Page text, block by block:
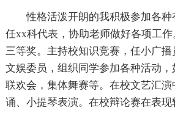
性格活泼开朗的我积极参加各
任xx科代表，协助老师做好各项工
三等奖。主持校知识竞赛，任小广
文娱委员，组织同学参加各种活动
联欢会，集体舞赛等。在校文艺汇演
诵、小提琴表演。在校辩论赛在表